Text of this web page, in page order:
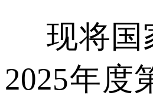
现将国
2025年度